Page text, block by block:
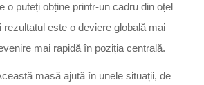
o puteți obține printr-un cadru din oțel
rezultatul este o deviere globală mai
mai rapidă în poziția centrală.
masă ajută în unele situații, de